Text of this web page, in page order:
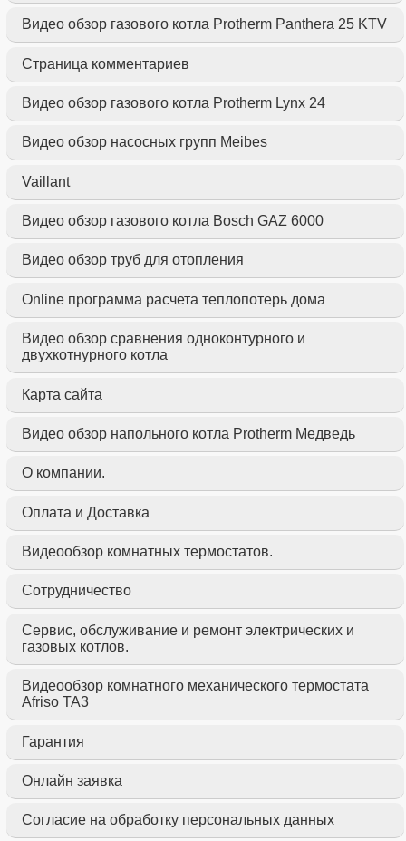
Видео обзор газового котла Protherm Panthera 25 KTV
Страница комментариев
Видео обзор газового котла Protherm Lynx 24
Видео обзор насосных групп Meibes
Vaillant
Видео обзор газового котла Bosch GAZ 6000
Видео обзор труб для отопления
Online программа расчета теплопотерь дома
Видео обзор сравнения одноконтурного и
двухкотнурного котла
Карта сайта
Видео обзор напольного котла Protherm Медведь
О компании.
Оплата и Доставка
Видеообзор комнатных термостатов.
Сотрудничество
Сервис, обслуживание и ремонт электрических и
газовых котлов.
Видеообзор комнатного механического термостата
Afriso TA3
Гарантия
Онлайн заявка
Согласие на обработку персональных данных